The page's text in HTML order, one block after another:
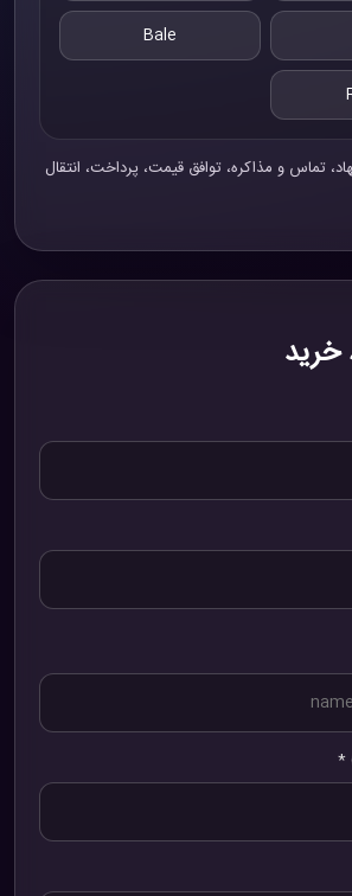
Bale
تماس و مذاکره، توافق قیمت، پرداخت، انتقال
خرید
*